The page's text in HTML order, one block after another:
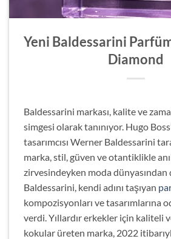
Yeni Baldessarini
Diamond
Baldessarini markası, kalite ve
simgesi olarak tanınıyor. Hugo
tasarımcısı Werner Baldessarini
marka, stil, güven ve otantiklikle
zirvesindeyken moda
Baldessarini, kendi adını taşıyan
kompozisyonları ve tasarımlarına
verdi. Yıllardır erkekler için kaliteli
kokular üreten marka, 2022